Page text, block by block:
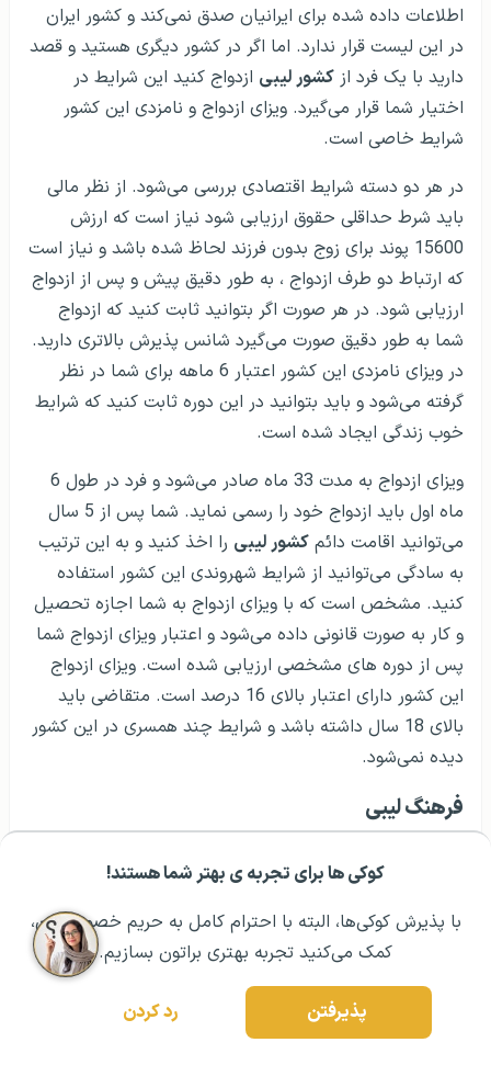
کوکی ها برای تجربه ی بهتر شما هستند!
با پذیرش کوکی‌ها، البته با احترام کامل به حریم خصوصیتون،
کمک می‌کنید تجربه بهتری براتون بسازیم.
پذیرفتن رد کردن
مشــاوره اولیه رایگان: ۰۲۱ ۴۳۰۰۰ ۰۲۱ رزرو مشاوره تخصصی
اطلاعات داده شده برای ایرانیان صدق نمی‌کند و کشور ایران
در این لیست قرار ندارد. اما اگر در کشور دیگری هستید و قصد
دارید با یک فرد از کشور لیبی ازدواج کنید این شرایط در
اختیار شما قرار می‌گیرد. ویزای ازدواج و نامزدی این کشور
شرایط خاصی است.
در هر دو دسته شرایط اقتصادی بررسی می‌شود. از نظر مالی
باید شرط حداقلی حقوق ارزیابی شود نیاز است که ارزش
15600 پوند برای زوج بدون فرزند لحاظ شده باشد و نیاز است
که ارتباط دو طرف ازدواج ، به طور دقیق پیش و پس از ازدواج
ارزیابی شود. در هر صورت اگر بتوانید ثابت کنید که ازدواج
شما به طور دقیق صورت می‌گیرد شانس پذیرش بالاتری دارید.
در ویزای نامزدی این کشور اعتبار 6 ماهه برای شما در نظر
گرفته می‌شود و باید بتوانید در این دوره ثابت کنید که شرایط
خوب زندگی ایجاد شده است.
ویزای ازدواج به مدت 33 ماه صادر می‌شود و فرد در طول 6
ماه اول باید ازدواج خود را رسمی نماید. شما پس از 5 سال
می‌توانید اقامت دائم کشور لیبی را اخذ کنید و به این ترتیب
به سادگی می‌توانید از شرایط شهروندی این کشور استفاده
کنید. مشخص است که با ویزای ازدواج به شما اجازه تحصیل
و کار به صورت قانونی داده می‌شود و اعتبار ویزای ازدواج شما
پس از دوره های مشخصی ارزیابی شده است. ویزای ازدواج
این کشور دارای اعتبار بالای 16 درصد است. متقاضی باید
بالای 18 سال داشته باشد و شرایط چند همسری در این کشور
دیده نمی‌شود.
فرهنگ لیبی